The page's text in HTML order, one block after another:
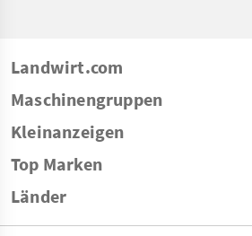
Landwirt.com
Maschinengruppen
Kleinanzeigen
Top Marken
Länder